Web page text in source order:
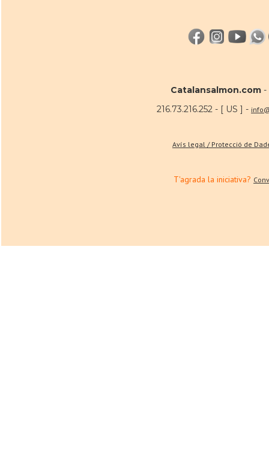
Catalansalmon.com -
216.73.216.252 - [ US ] -
Avís legal / Protecció de
T'agrada la iniciativa?